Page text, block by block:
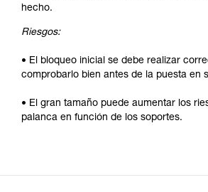
hecho.
Riesgos:
• El bloqueo inicial se debe realizar
comprobarlo bien antes de la puesta en
• El gran tamaño puede aumentar los
palanca en función de los soportes.